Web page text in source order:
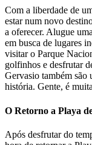
Com a liberdade de
estar num novo
a oferecer. Alugue
em busca de lugares
visitar o Parque
golfinhos e desfrutar
Gervasio também são
história. Gente, é
O Retorno a Playa
Após desfrutar do